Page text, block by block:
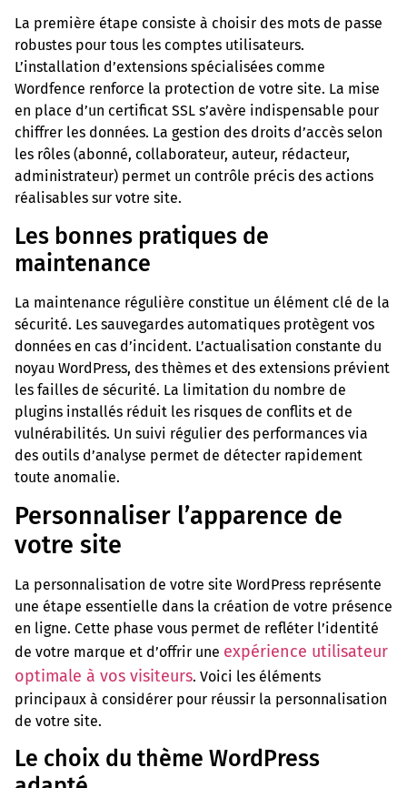
La première étape consiste à choisir des mots de passe
robustes pour tous les comptes utilisateurs.
L’installation d’extensions spécialisées comme
Wordfence renforce la protection de votre site. La mise
en place d’un certificat SSL s’avère indispensable pour
chiffrer les données. La gestion des droits d’accès selon
les rôles (abonné, collaborateur, auteur, rédacteur,
administrateur) permet un contrôle précis des actions
réalisables sur votre site.
Les bonnes pratiques de
maintenance
La maintenance régulière constitue un élément clé de la
sécurité. Les sauvegardes automatiques protègent vos
données en cas d’incident. L’actualisation constante du
noyau WordPress, des thèmes et des extensions prévient
les failles de sécurité. La limitation du nombre de
plugins installés réduit les risques de conflits et de
vulnérabilités. Un suivi régulier des performances via
des outils d’analyse permet de détecter rapidement
toute anomalie.
Personnaliser l’apparence de
votre site
La personnalisation de votre site WordPress représente
une étape essentielle dans la création de votre présence
en ligne. Cette phase vous permet de refléter l’identité
de votre marque et d’offrir une expérience utilisateur
optimale à vos visiteurs. Voici les éléments
principaux à considérer pour réussir la personnalisation
de votre site.
Le choix du thème WordPress